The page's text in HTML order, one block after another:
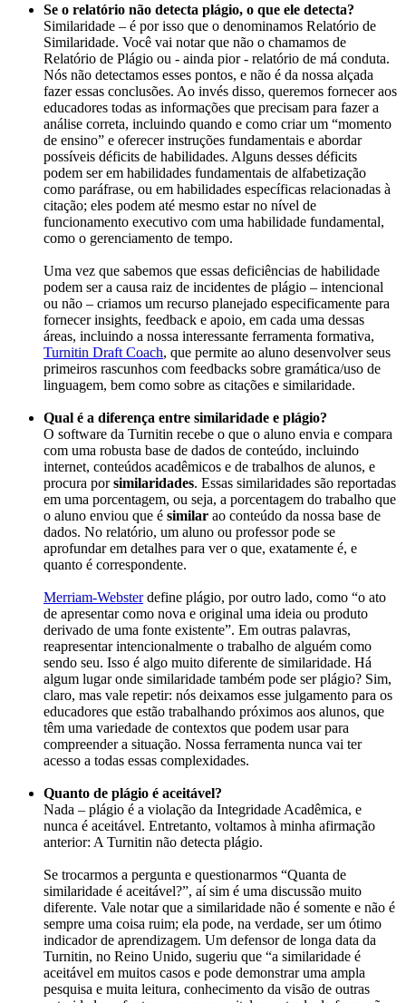
Se o relatório não detecta plágio, o que ele detecta?
Similaridade – é por isso que o denominamos Relatório de
Similaridade. Você vai notar que não o chamamos de
Relatório de Plágio ou - ainda pior - relatório de má conduta.
Nós não detectamos esses pontos, e não é da nossa alçada
fazer essas conclusões. Ao invés disso, queremos fornecer aos
educadores todas as informações que precisam para fazer a
análise correta, incluindo quando e como criar um “momento
de ensino” e oferecer instruções fundamentais e abordar
possíveis déficits de habilidades. Alguns desses déficits
podem ser em habilidades fundamentais de alfabetização
como paráfrase, ou em habilidades específicas relacionadas à
citação; eles podem até mesmo estar no nível de
funcionamento executivo com uma habilidade fundamental,
como o gerenciamento de tempo.
Uma vez que sabemos que essas deficiências de habilidade
podem ser a causa raiz de incidentes de plágio – intencional
ou não – criamos um recurso planejado especificamente para
fornecer insights, feedback e apoio, em cada uma dessas
áreas, incluindo a nossa interessante ferramenta formativa,
Turnitin Draft Coach, que permite ao aluno desenvolver seus
primeiros rascunhos com feedbacks sobre gramática/uso de
linguagem, bem como sobre as citações e similaridade.
Qual é a diferença entre similaridade e plágio?
O software da Turnitin recebe o que o aluno envia e compara
com uma robusta base de dados de conteúdo, incluindo
internet, conteúdos acadêmicos e de trabalhos de alunos, e
procura porsimilaridades. Essas similaridades são reportadas
em uma porcentagem, ou seja, a porcentagem do trabalho que
o aluno enviou que é similar ao conteúdo da nossa base de
dados. No relatório, um aluno ou professor pode se
aprofundar em detalhes para ver o que, exatamente é, e
quanto é correspondente.
Merriam-Websterdefine plágio, por outro lado, como “o ato
de apresentar como nova e original uma ideia ou produto
derivado de uma fonte existente”. Em outras palavras,
reapresentar intencionalmente o trabalho de alguém como
sendo seu. Isso é algo muito diferente de similaridade. Há
algum lugar onde similaridade também pode ser plágio? Sim,
claro, mas vale repetir: nós deixamos esse julgamento para os
educadores que estão trabalhando próximos aos alunos, que
têm uma variedade de contextos que podem usar para
compreender a situação. Nossa ferramenta nunca vai ter
acesso a todas essas complexidades.
Quanto de plágio é aceitável?
Nada – plágio é a violação da Integridade Acadêmica, e
nunca é aceitável. Entretanto, voltamos à minha afirmação
anterior: A Turnitin não detecta plágio.
Se trocarmos a pergunta e questionarmos “Quanta de
similaridade é aceitável?”, aí sim é uma discussão muito
diferente. Vale notar que a similaridade não é somente e não é
sempre uma coisa ruim; ela pode, na verdade, ser um ótimo
indicador de aprendizagem. Um defensor de longa data da
Turnitin, no Reino Unido, sugeriu que “a similaridade é
aceitável em muitos casos e pode demonstrar uma ampla
pesquisa e muita leitura, conhecimento da visão de outras